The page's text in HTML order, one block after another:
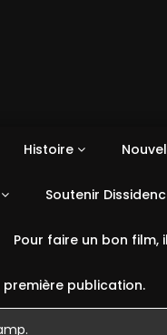
Histoire
Soutenir
Pour faire un bon
première publication.